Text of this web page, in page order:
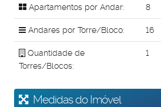
Apartamentos por Andar: 8
Andares por Torre/Bloco: 16
Quantidade de
Torres/Blocos:
1
Medidas do Imóvel